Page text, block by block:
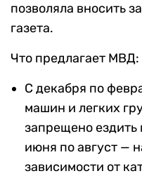
позволяла вносить
газета.
Что предлагает МВД:
С декабря по
машин и легких
запрещено ездить
июня по август —
зависимости от